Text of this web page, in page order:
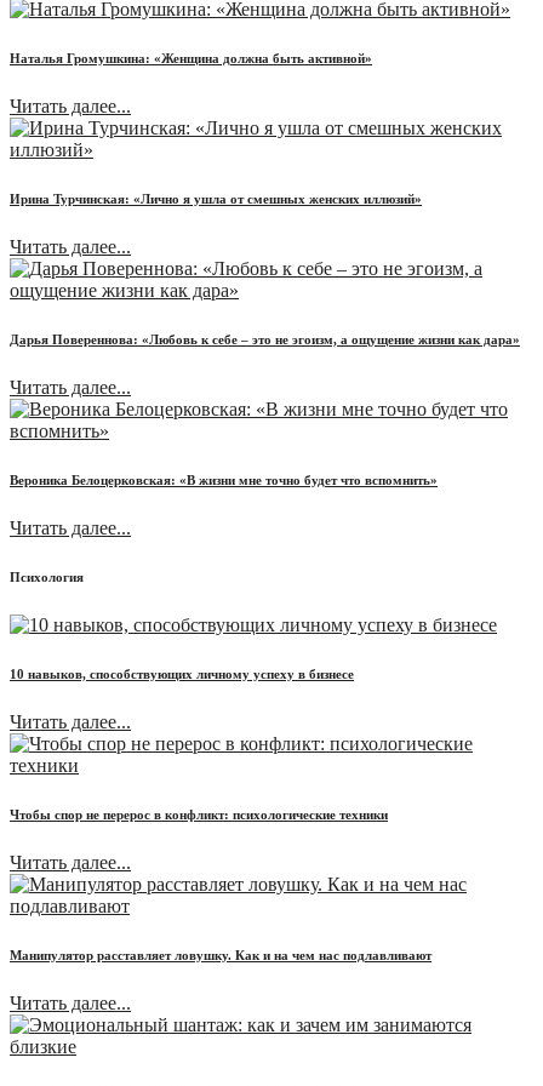
Наталья Громушкина: «Женщина должна быть активной»
Читать далее...
Ирина Турчинская: «Лично я ушла от смешных женских иллюзий»
Читать далее...
Дарья Повереннова: «Любовь к себе – это не эгоизм, а ощущение жизни как дара»
Читать далее...
Вероника Белоцерковская: «В жизни мне точно будет что вспомнить»
Читать далее...
Психология
10 навыков, способствующих личному успеху в бизнесе
Читать далее...
Чтобы спор не перерос в конфликт: психологические техники
Читать далее...
Манипулятор расставляет ловушку. Как и на чем нас подлавливают
Читать далее...